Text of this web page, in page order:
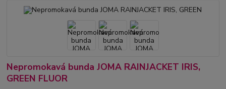
Nepromokavá bunda JOMA RAINJACKET IRIS,
GREEN FLUOR